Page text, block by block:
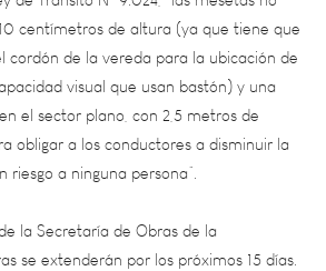
de la vereda para la ubicación de
visual que usan bastón) y una
sector plano, con 2,5 metros de
a los conductores a disminuir la
a ninguna persona”.
Secretaría de Obras de la
extenderán por los próximos 15 días.